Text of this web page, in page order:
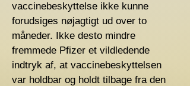
vaccinebeskyttelse ikke kunne
forudsiges nøjagtigt ud over to
måneder. Ikke desto mindre
fremmede Pfizer et vildledende
indtryk af, at vaccinebeskyttelsen
var holdbar og holdt tilbage fra den